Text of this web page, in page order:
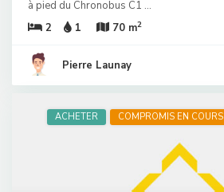
à pied du Chronobus C1 ...
2
1 70 m2
Pierre Launay
ACHETER COMPROMIS EN COURS